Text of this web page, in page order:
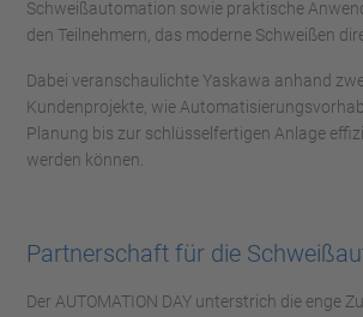
Schweißautomation sowie praktische
den Teilnehmern, das moderne Schweißen
Dabei veranschaulichte Yaskawa anhand
Kundenprojekte, wie
Planung bis zur schlüsselfertigen Anlage
werden können.
Partnerschaft für die
Der AUTOMATION DAY unterstrich die enge